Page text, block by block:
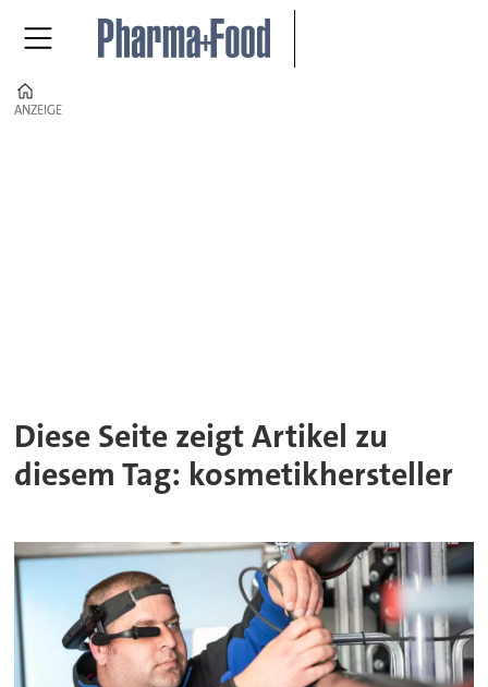
ANZEIGE
ANZEIGE
Diese Seite zeigt Artikel zu
diesem Tag: kosmetikhersteller